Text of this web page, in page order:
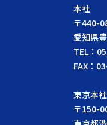
本社
〒440-
愛知県
TEL：
FAX：
東京本社
〒150-